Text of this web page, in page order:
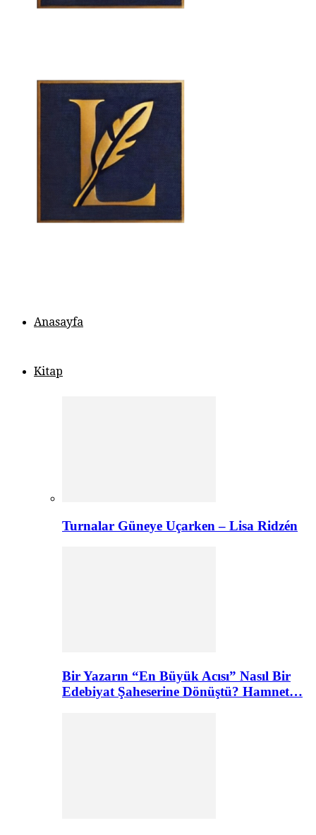
Anasayfa
Kitap
Turnalar Güneye Uçarken – Lisa Ridzén
Bir Yazarın “En Büyük Acısı” Nasıl Bir
Edebiyat Şaheserine Dönüştü? Hamnet…